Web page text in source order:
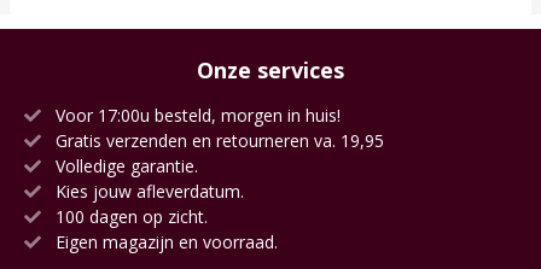
Onze services
Voor 17:00u besteld, morgen in huis!
Gratis verzenden en retourneren va. 19,95
Volledige garantie.
Kies jouw afleverdatum.
100 dagen op zicht.
Eigen magazijn en voorraad.